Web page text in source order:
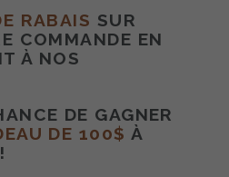
RABAIS SUR
COMMANDE EN
À NOS
DE GAGNER
DE 100$ À